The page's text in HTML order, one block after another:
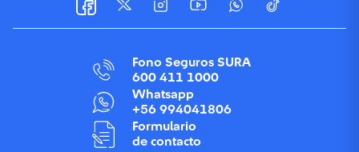
Fono Seguros SURA
600 411 1000
Whatsapp
+56 994041806
Formulario
de contacto